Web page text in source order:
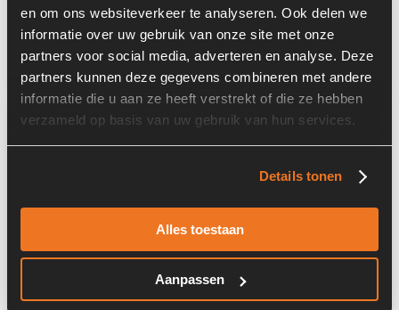
en om ons websiteverkeer te analyseren. Ook delen we
informatie over uw gebruik van onze site met onze
partners voor social media, adverteren en analyse. Deze
partners kunnen deze gegevens combineren met andere
informatie die u aan ze heeft verstrekt of die ze hebben
verzameld op basis van uw gebruik van hun services.
Details tonen
Alles toestaan
Aanpassen
Past op de volgende machines:
Ahlmann AZ 10
Land:
Nederland
Overige informatie
Type 1: BF4L913